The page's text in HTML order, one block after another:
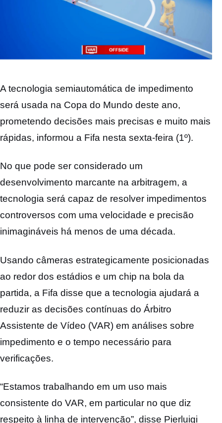
A tecnologia semiautomática de impedimento
será usada na Copa do Mundo deste ano,
prometendo decisões mais precisas e muito mais
rápidas, informou a Fifa nesta sexta-feira (1º).
No que pode ser considerado um
desenvolvimento marcante na arbitragem, a
tecnologia será capaz de resolver impedimentos
controversos com uma velocidade e precisão
inimagináveis ​​há menos de uma década.
Usando câmeras estrategicamente posicionadas
ao redor dos estádios e um chip na bola da
partida, a Fifa disse que a tecnologia ajudará a
reduzir as decisões contínuas do Árbitro
Assistente de Vídeo (VAR) em análises sobre
impedimento e o tempo necessário para
verificações.
“Estamos trabalhando em um uso mais
consistente do VAR, em particular no que diz
respeito à linha de intervenção”, disse Pierluigi